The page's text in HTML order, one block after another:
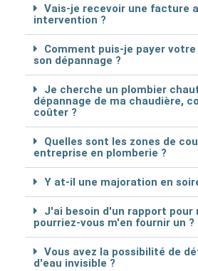
Vais-je recevoir une facture
intervention ?
Comment puis-je payer
son dépannage ?
Je cherche un plombier
dépannage de ma chaudière,
coûter ?
Quelles sont les zones de
entreprise en plomberie ?
Y at-il une majoration en
J'ai besoin d'un rapport pour
pourriez-vous m'en fournir un ?
Vous avez la possibilité de
d'eau invisible ?